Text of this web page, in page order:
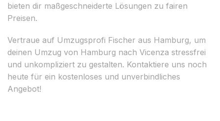
bieten dir maßgeschneiderte Lösungen zu fairen
Preisen.
Vertraue auf Umzugsprofi Fischer aus Hamburg, um
deinen Umzug von Hamburg nach Vicenza stressfrei
und unkompliziert zu gestalten. Kontaktiere uns noch
heute für ein kostenloses und unverbindliches
Angebot!